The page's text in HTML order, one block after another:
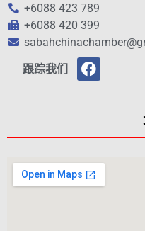
+6088 423 789
+6088 420 399
跟踪我们